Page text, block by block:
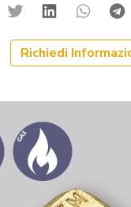
FacebookTwitterLinkedin
Richiedi